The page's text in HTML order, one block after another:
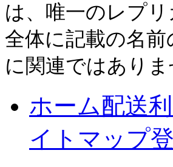
は、唯一のレプ
全体に記載の名
に関連ではありま
ホーム配送
イトマップ